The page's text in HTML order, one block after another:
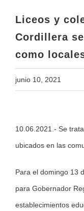
Liceos y
Cordillera
como
junio 10, 2021
Larger
Image
10.06.2021.- Se
ubicados en las
Para el domingo 13
para Gobernador
establecimientos